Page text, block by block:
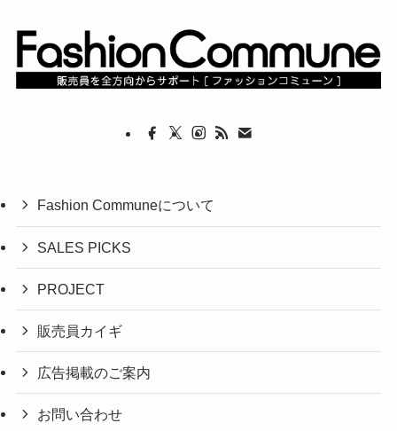
Fashion Communeについて
SALES PICKS
PROJECT
販売員カイギ
広告掲載のご案内
お問い合わせ